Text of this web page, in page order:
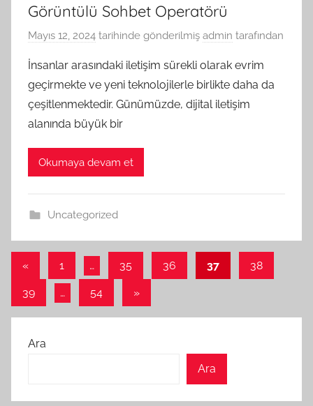
Görüntülü Sohbet Operatörü
Mayıs 12, 2024 tarihinde gönderilmiş admin tarafından
İnsanlar arasındaki iletişim sürekli olarak evrim
geçirmekte ve yeni teknolojilerle birlikte daha da
çeşitlenmektedir. Günümüzde, dijital iletişim
alanında büyük bir
Okumaya devam et
Uncategorized
Yazı
sayfalaması
«Önceki
yazılar
1 … 35 36 37 38
39 … 54
Sonraki
»
Ara
Ara